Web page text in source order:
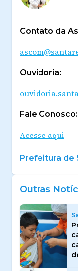
Contato da
Ouvidoria:
Fale Conosco:
Acesse aqui
Prefeitura de
Outras